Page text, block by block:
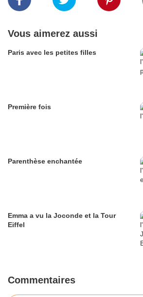
Vous aimerez aussi
Paris avec les petites filles
Première fois
Parenthèse enchantée
Emma a vu la Joconde et la Tour
Eiffel
Commentaires